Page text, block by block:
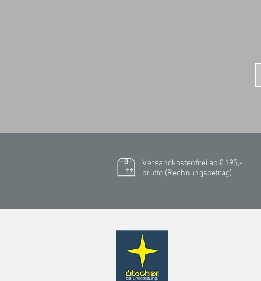
Versandkostenfrei ab € 195,-
brutto (Rechnungsbetrag)​